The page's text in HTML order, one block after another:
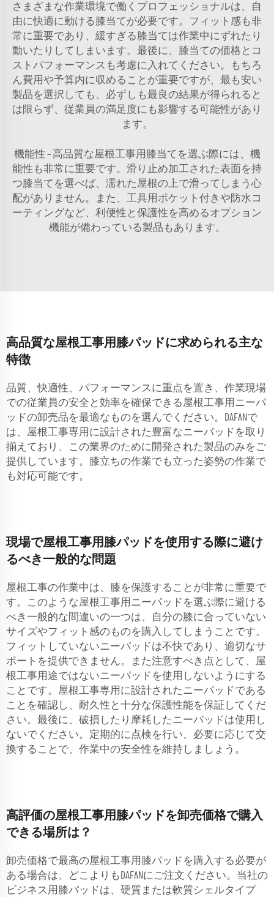
さまざまな作業環境で働くプロフェッショナルは、自
由に快適に動ける膝当てが必要です。フィット感も非
常に重要であり、緩すぎる膝当ては作業中にずれたり
動いたりしてしまいます。最後に、膝当ての価格とコ
ストパフォーマンスも考慮に入れてください。もちろ
ん費用や予算内に収めることが重要ですが、最も安い
製品を選択しても、必ずしも最良の結果が得られると
は限らず、従業員の満足度にも影響する可能性があり
ます。
機能性 – 高品質な屋根工事用膝当てを選ぶ際には、機
能性も非常に重要です。滑り止め加工された表面を持
つ膝当てを選べば、濡れた屋根の上で滑ってしまう心
配がありません。また、工具用ポケット付きや防水コ
ーティングなど、利便性と保護性を高めるオプション
機能が備わっている製品もあります。
高品質な屋根工事用膝パッドに求められる主な
特徴
品質、快適性、パフォーマンスに重点を置き、作業現場
での従業員の安全と効率を確保できる屋根工事用ニーパ
ッドの卸売品を最適なものを選んでください。DAFANで
は、屋根工事専用に設計された豊富なニーパッドを取り
揃えており、この業界のために開発された製品のみをご
提供しています。膝立ちの作業でも立った姿勢の作業で
も対応可能です。
現場で屋根工事用膝パッドを使用する際に避け
るべき一般的な問題
屋根工事の作業中は、膝を保護することが非常に重要で
す。このような屋根工事用ニーパッドを選ぶ際に避ける
べき一般的な間違いの一つは、自分の膝に合っていない
サイズやフィット感のものを購入してしまうことです。
フィットしていないニーパッドは不快であり、適切なサ
ポートを提供できません。また注意すべき点として、屋
根工事用途ではないニーパッドを使用しないようにする
ことです。屋根工事専用に設計されたニーパッドである
ことを確認し、耐久性と十分な保護性能を保証してくだ
さい。最後に、破損したり摩耗したニーパッドは使用し
ないでください。定期的に点検を行い、必要に応じて交
換することで、作業中の安全性を維持しましょう。
高評価の屋根工事用膝パッドを卸売価格で購入
できる場所は？
卸売価格で最高の屋根工事用膝パッドを購入する必要が
ある場合は、どこよりもDAFANにご注文ください。当社の
ビジネス用膝パッドは、硬質または軟質シェルタイプ